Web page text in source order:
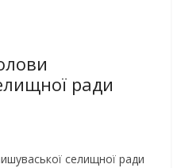
ради
селищної ради